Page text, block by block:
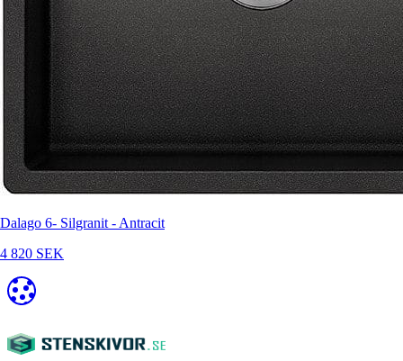
Dalago 6- Silgranit - Antracit
4 820 SEK